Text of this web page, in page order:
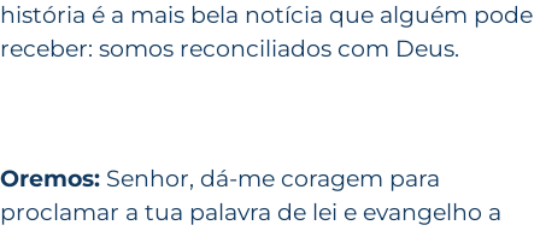
história é a mais bela notícia que alguém pode
receber: somos reconciliados com Deus.
Oremos: Senhor, dá-me coragem para
proclamar a tua palavra de lei e evangelho a